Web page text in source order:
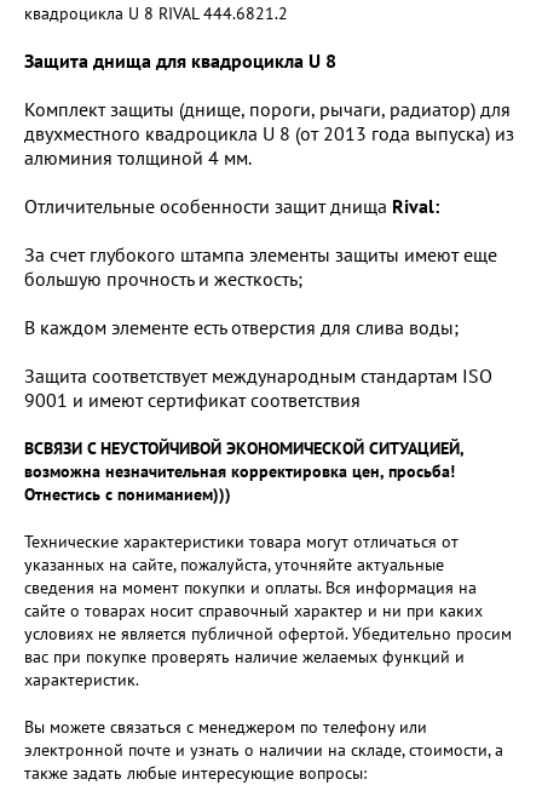
квадроцикла U 8 RIVAL 444.6821.2
Защита днища для квадроцикла U 8
Комплект защиты (днище, пороги, рычаги, радиатор) для
двухместного квадроцикла U 8 (от 2013 года выпуска) из
алюминия толщиной 4 мм.
Отличительные особенности защит днища Rival:
За счет глубокого штампа элементы защиты имеют еще
большую прочность и жесткость;
В каждом элементе есть отверстия для слива воды;
Защита соответствует международным стандартам ISO
9001 и имеют сертификат соответствия
ВСВЯЗИ С НЕУСТОЙЧИВОЙ ЭКОНОМИЧЕСКОЙ СИТУАЦИЕЙ,
возможна незначительная корректировка цен, просьба!
Отнестись с пониманием)))
Технические характеристики товара могут отличаться от
указанных на сайте, пожалуйста, уточняйте актуальные
сведения на момент покупки и оплаты. Вся информация на
сайте о товарах носит справочный характер и ни при каких
условиях не является публичной офертой. Убедительно просим
вас при покупке проверять наличие желаемых функций и
характеристик.
Вы можете связаться с менеджером по телефону или
электронной почте и узнать о наличии на складе, стоимости, а
также задать любые интересующие вопросы: